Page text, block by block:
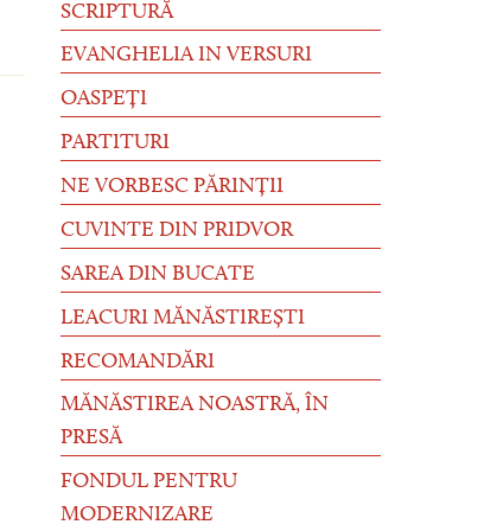
SCRIPTURĂ
EVANGHELIA IN VERSURI
OASPEȚI
PARTITURI
NE VORBESC PĂRINȚII
CUVINTE DIN PRIDVOR
SAREA DIN BUCATE
LEACURI MĂNĂSTIREȘTI
RECOMANDĂRI
MĂNĂSTIREA NOASTRĂ, ÎN
PRESĂ
FONDUL PENTRU
MODERNIZARE